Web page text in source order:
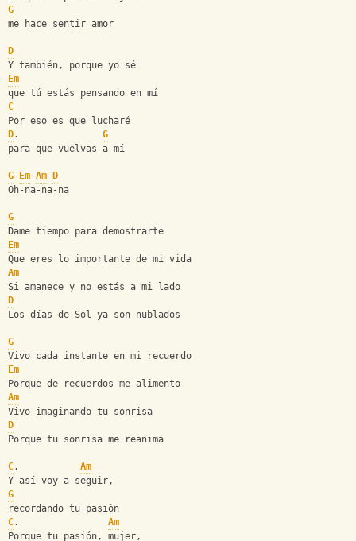
G
me hace sentir amor
D
Y también, porque yo sé
Em
que tú estás pensando en mí
C
Por eso es que lucharé
D. G
para que vuelvas a mí
G- Em-Am- D
Oh-na-na-na
G
Dame tiempo para demostrarte
Em
Que eres lo importante de mi vida
Am
Si amanece y no estás a mi lado
D
Los días de Sol ya son nublados
G
Vivo cada instante en mi recuerdo
Em
Porque de recuerdos me alimento
Am
Vivo imaginando tu sonrisa
D
Porque tu sonrisa me reanima
C. Am
Y así voy a seguir,
G
recordando tu pasión
C. Am
Porque tu pasión, mujer,